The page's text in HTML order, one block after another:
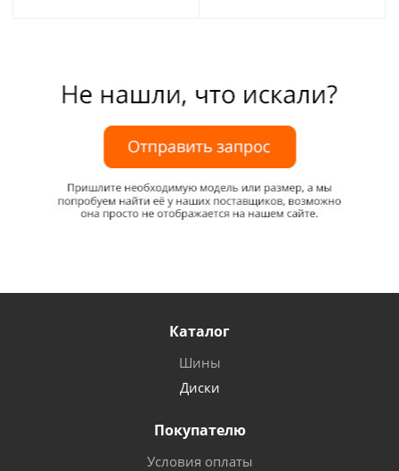
Каталог
Шины
Диски
Покупателю
Условия оплаты